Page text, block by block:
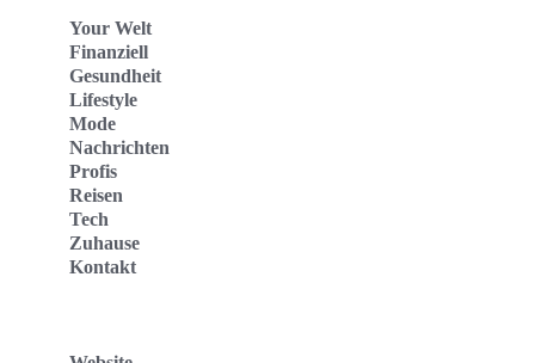
Your Welt
Finanziell
Gesundheit
Lifestyle
Mode
Nachrichten
Profis
Reisen
Tech
Zuhause
Kontakt